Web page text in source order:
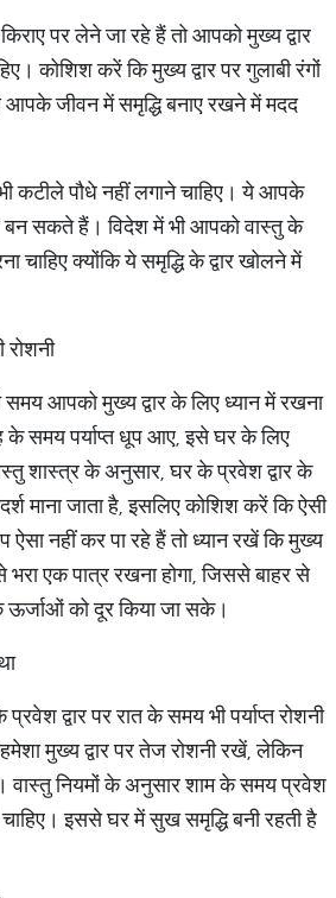
पर लेने जा रहे हैं तो आपको मुख्य द्वार
कोशिश करें कि मुख्य द्वार पर गुलाबी रंगों
जीवन में समृद्धि बनाए रखने में मदद
कटीले पौधे नहीं लगाने चाहिए। ये आपके
सकते हैं। विदेश में भी आपको वास्तु के
चाहिए क्योंकि ये समृद्धि के द्वार खोलने में
आपको मुख्य द्वार के लिए ध्यान में रखना
के समय पर्याप्त धूप आए, इसे घर के लिए
शास्त्र के अनुसार, घर के प्रवेश द्वार के
माना जाता है, इसलिए कोशिश करें कि ऐसी
ऐसा नहीं कर पा रहे हैं तो ध्यान रखें कि मुख्य
एक पात्र रखना होगा, जिससे बाहर से
ऊर्जाओं को दूर किया जा सके।
द्वार पर रात के समय भी पर्याप्त रोशनी
हमेशा मुख्य द्वार पर तेज रोशनी रखें, लेकिन
वास्तु नियमों के अनुसार शाम के समय प्रवेश
चाहिए। इससे घर में सुख समृद्धि बनी रहती है